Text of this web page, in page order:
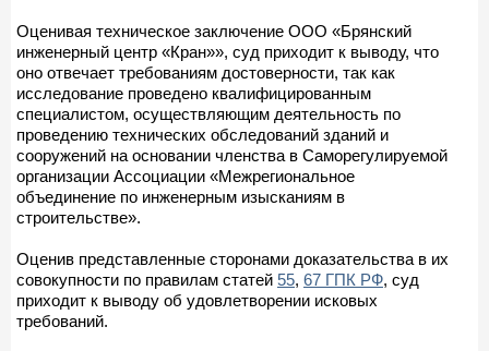
Оценивая техническое заключение ООО «Брянский
инженерный центр «Кран»», суд приходит к выводу, что
оно отвечает требованиям достоверности, так как
исследование проведено квалифицированным
специалистом, осуществляющим деятельность по
проведению технических обследований зданий и
сооружений на основании членства в Саморегулируемой
организации Ассоциации «Межрегиональное
объединение по инженерным изысканиям в
строительстве».
Оценив представленные сторонами доказательства в их
совокупности по правилам статей 55, 67 ГПК РФ, суд
приходит к выводу об удовлетворении исковых
требований.